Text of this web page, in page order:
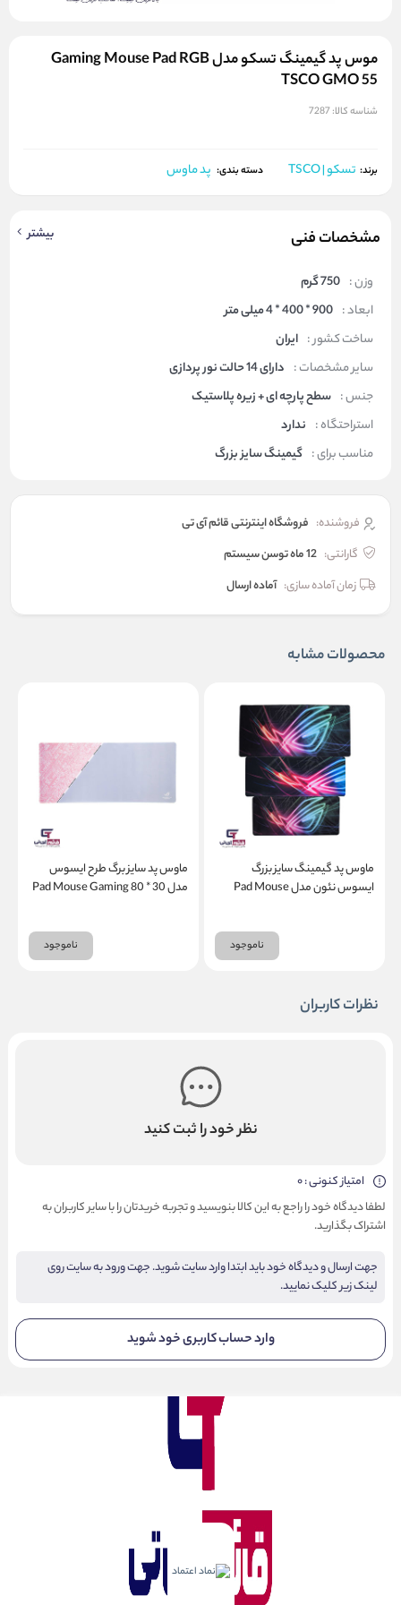
موس پد گیمینگ تسکو مدل Gaming Mouse Pad RGB
TSCO GMO 55
شناسه کالا: 7287
برند: تسکو | TSCO دسته بندی: پد ماوس
مشخصات فنی بیشتر
وزن : 750 گرم
ابعاد : 900 * 400 * 4 میلی متر
ساخت کشور : ایران
سایر مشخصات : دارای 14 حالت نور پردازی
جنس : سطح پارچه ای + زیره پلاستیک
استراحتگاه : ندارد
مناسب برای : گیمینگ سایز بزرگ
فروشنده: فروشگاه اینترنتی قائم آی تی
گارانتی: 12 ماه توسن سیستم
زمان آماده سازی: آماده ارسال
محصولات مشابه
ماوس پد گیمینگ سایز بزرگ
ایسوس نئون مدل Pad Mouse
ناموجود
ماوس پد سایز برگ طرح ایسوس
مدل Pad Mouse Gaming 80 * 30
ناموجود
نظرات کاربران
نظر خود را ثبت کنید
امتیاز کنونی : 0
لطفا دیدگاه خود را راجع به این کالا بنویسید و تجربه خریدتان را با سایر کاربران به
اشتراک بگذارید.
جهت ارسال و دیدگاه خود باید ابتدا وارد سایت شوید. جهت ورود به سایت روی
لینک زیر کلیک نمایید.
وارد حساب کاربری خود شوید